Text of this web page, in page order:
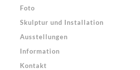
Foto
Skulptur und Installation
Ausstellungen
Information
Kontakt